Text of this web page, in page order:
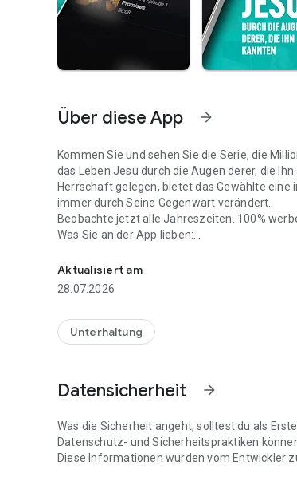
Über diese App arrow_forward
Kommen Sie und sehen Sie die Serie, die
das Leben Jesu durch die Augen derer, die
Herrschaft gelegen, bietet das Gewählte
immer durch Seine Gegenwart verändert.
Beobachte jetzt alle Jahreszeiten. 100%
Was Sie an der App lieben:
übersetzt alles entworfen, um Sprache und
Navigation
Mächtige Suche nach Folgen, Zeichen oder
Aktualisiert am
28.07.2026
Unterhaltung
Datensicherheit arrow_forward
Was die Sicherheit angeht, solltest du als
Datenschutz- und Sicherheitspraktiken
Diese Informationen wurden vom Entwickler